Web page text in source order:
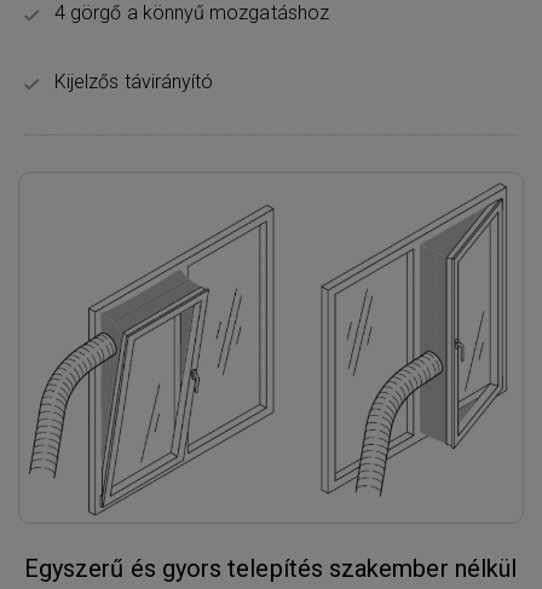
4 görgő a könnyű mozgatáshoz
Kijelzős távirányító
Egyszerű és gyors telepítés szakember nélkül